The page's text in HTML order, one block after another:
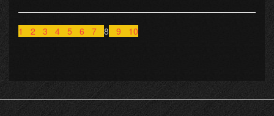
1 2 3 4 5 6 7 8 9 10